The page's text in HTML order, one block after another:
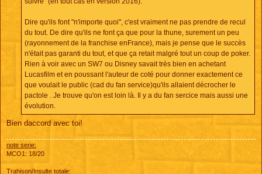
Dire qu'ils font "n'importe quoi", c'est vraiment ne pas prendre de recul
du tout. De dire qu'ils ne font ça que pour la thune, surement un peu
(rayonnement de la franchise enFrance), mais je pense que le succès
n'était pas garanti du tout, et que ça retait malgré tout un coup de poker.
Rien à voir avec un SW7 ou Disney savait très bien en achetant
Lucasfilm et en poussant l'auteur de coté pour donner exactement ce
que voulait le public (cad du fan service)qu'ils allaient décrocher le
pactole . Je trouve qu'on est loin là. Il y a du fan sercice mais aussi une
évolution.
Bien daccord avec toi!
note serie:
MCO1: 18/20
Trahison/Insulte totale: